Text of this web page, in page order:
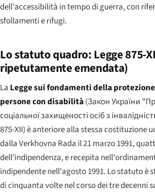
dell'accessibilità in tempo di guerra, con
sfollamenti e rifugi.
Lo statuto quadro: Legge 875-
ripetutamente emendata)
La Legge sui fondamenti della
persone con disabilità (Закон України
соціальної захищеності осіб з
875-XII) è anteriore alla stessa costituzione
dalla Verkhovna Rada il 21 marzo 1991,
dell'indipendenza, e recepita
indipendente nell'agosto 1991. Lo statuto è
di cinquanta volte nel corso dei tre decenni